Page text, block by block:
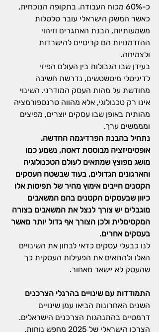
כ-60% מכוח העבודה. בתקופה הנוכחית,
כאשר המשק הישראלי עובר טלטלות
משמעותיות, הבנת האתגרים וזיהוי
ההזדמנויות הם קריטיים להישרדות
ולצמיחה.
בעידן שבו הגבולות בין העולם הפיזי
לדיגיטלי מיטשטשים, נדרשת חשיבה
מחודשת על מהות העסק המודרני. השינוי
אינו רק טכנולוגי, אלא מהווה טרנספורמציה
מהותית באופן שבו עסקים יוצרים, מפיצים
ומממשים ערך.
נתחיל בהבנת הפרדיגמה החדשה.
אופטימיזציה מבוססת דאטה, נשמע כמו
מושג מפוצץ שמתאים לעולם הטכנולוגיה
והארגונים הגדולים, בעוד שבשטח העסקים
הקטנים חייבים אימוץ מהיר של תפיסות אלו
כיוון שבעסקים הקטנים בהם המשאבים
מוגבלים יש צורך לנצל את המשאבים בצורה
המקסימלית ולכן הצורך אף גדול יותר מאשר
בעסקים אחרים.
לנו כבעלי עסקים כדאי לבחון את השינויים
האלו ולהתאים את הפעילות העסקית כך
שהעסק לא יישאר מאחור.
התמודדות עם שינויים בהרגלי הצרכנים
השנים האחרונות הביאו עמן שינויים
דרמטיים בהתנהגות הצרכנים הישראלים.
הצרכן הישראלי של 2025 מחפש נוחות,